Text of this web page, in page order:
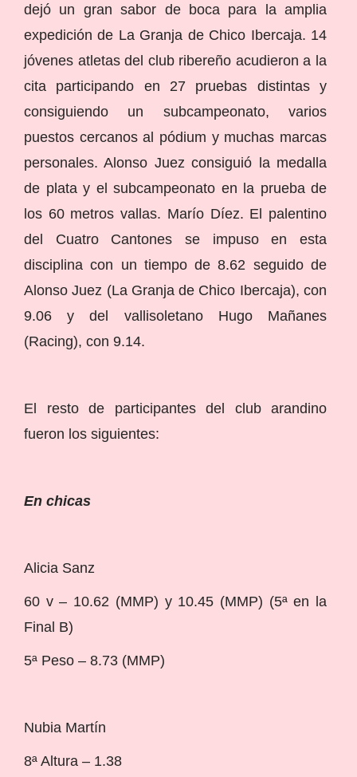
dejó un gran sabor de boca para la amplia
expedición de La Granja de Chico Ibercaja. 14
jóvenes atletas del club ribereño acudieron a la
cita participando en 27 pruebas distintas y
consiguiendo un subcampeonato, varios
puestos cercanos al pódium y muchas marcas
personales. Alonso Juez consiguió la medalla
de plata y el subcampeonato en la prueba de
los 60 metros vallas. Marío Díez. El palentino
del Cuatro Cantones se impuso en esta
disciplina con un tiempo de 8.62 seguido de
Alonso Juez (La Granja de Chico Ibercaja), con
9.06 y del vallisoletano Hugo Mañanes
(Racing), con 9.14.
El resto de participantes del club arandino
fueron los siguientes:
En chicas
Alicia Sanz
60 v – 10.62 (MMP) y 10.45 (MMP) (5ª en la
Final B)
5ª Peso – 8.73 (MMP)
Nubia Martín
8ª Altura – 1.38